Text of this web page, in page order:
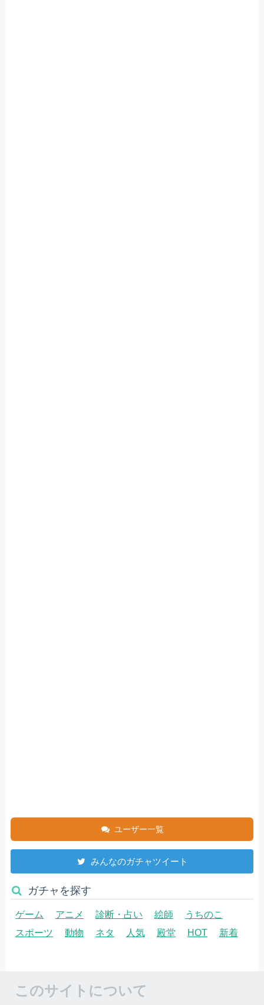
ユーザー一覧
みんなのガチャツイート
ガチャを探す
ゲーム アニメ 診断・占い 絵師
うちのこ
スポーツ
動物 ネタ 人気 殿堂 HOT 新着
このサイトについて